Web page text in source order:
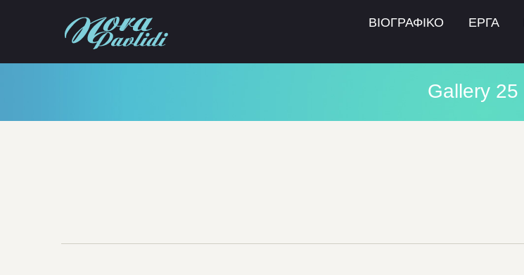
ΒΙΟΓΡΑΦΙΚΟ ΕΡΓΑ
Gallery 25